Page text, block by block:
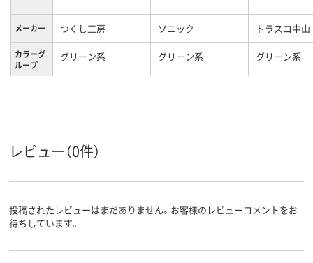
メーカー つくし工房 ソニック トラスコ中山
カラーグ
ループ
グリーン系 グリーン系 グリーン系
バンド付、腕章
レビュー（0件）
投稿されたレビューはまだありません。お客様のレビューコメントをお
待ちしています。